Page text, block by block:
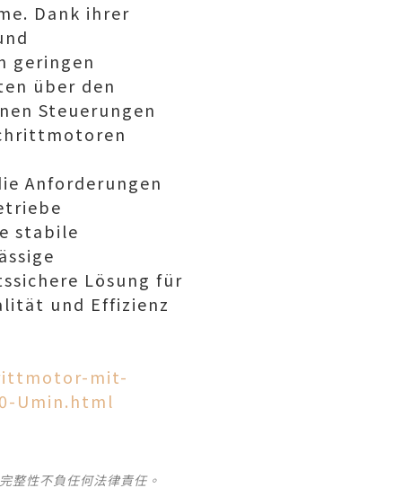
Dank ihrer
geringen
über den
Steuerungen
Anforderungen
stabile
Lösung für
und Effizienz
mit-
Umin.html
整性不負任何法律責任。